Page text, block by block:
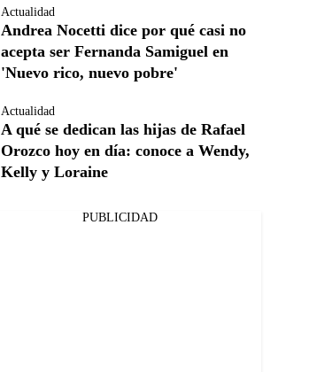
Actualidad
Andrea Nocetti dice por qué casi no
acepta ser Fernanda Samiguel en
'Nuevo rico, nuevo pobre'
Actualidad
A qué se dedican las hijas de Rafael
Orozco hoy en día: conoce a Wendy,
Kelly y Loraine
PUBLICIDAD